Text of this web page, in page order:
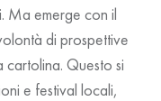
Ma emerge con il
di prospettive
Questo si
e festival locali,